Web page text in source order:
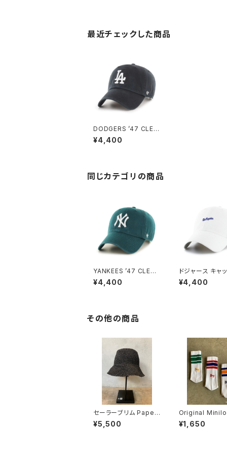
最近チェックした商品
DODGERS ’47 CLEA
N UP BLACK
¥4,400
同じカテゴリの商品
YANKEES ’47 CLEAN
UP PACIFIC GREEN
¥4,400
ドジャース キャ
ースランナースク
’47 クリーンナ
¥4,400
その他の商品
セーラーブリム Paper
Crochet Hat ブラック
¥5,500
Original
ocks No.0008
¥1,650